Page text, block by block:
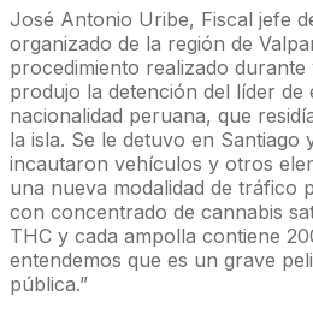
José Antonio Uribe, Fiscal jefe
organizado de la región de
procedimiento realizado durante
produjo la detención del líder de
nacionalidad peruana, que
la isla. Se le detuvo en Santiago
incautaron vehículos y otros
una nueva modalidad de tráfico
con concentrado de cannabis
THC y cada ampolla contiene
entendemos que es un grave
pública.”